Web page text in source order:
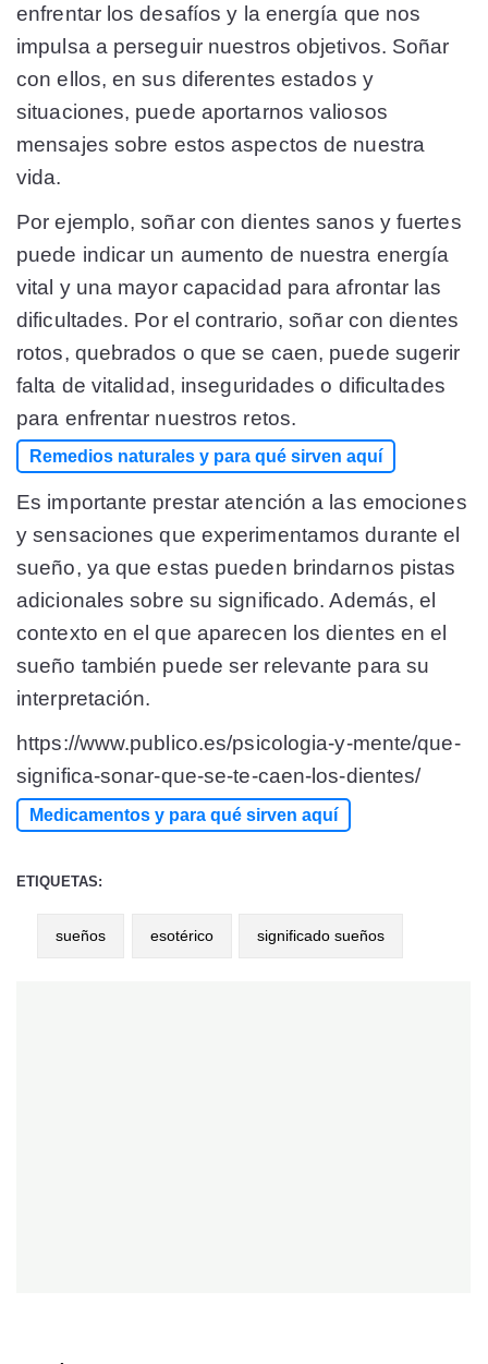
enfrentar los desafíos y la energía que nos
impulsa a perseguir nuestros objetivos. Soñar
con ellos, en sus diferentes estados y
situaciones, puede aportarnos valiosos
mensajes sobre estos aspectos de nuestra
vida.
Por ejemplo, soñar con dientes sanos y fuertes
puede indicar un aumento de nuestra energía
vital y una mayor capacidad para afrontar las
dificultades. Por el contrario, soñar con dientes
rotos, quebrados o que se caen, puede sugerir
falta de vitalidad, inseguridades o dificultades
para enfrentar nuestros retos.
Remedios naturales y para qué sirven aquí
Es importante prestar atención a las emociones
y sensaciones que experimentamos durante el
sueño, ya que estas pueden brindarnos pistas
adicionales sobre su significado. Además, el
contexto en el que aparecen los dientes en el
sueño también puede ser relevante para su
interpretación.
https://www.publico.es/psicologia-y-mente/que-
significa-sonar-que-se-te-caen-los-dientes/
Medicamentos y para qué sirven aquí
ETIQUETAS:
sueños esotérico significado sueños